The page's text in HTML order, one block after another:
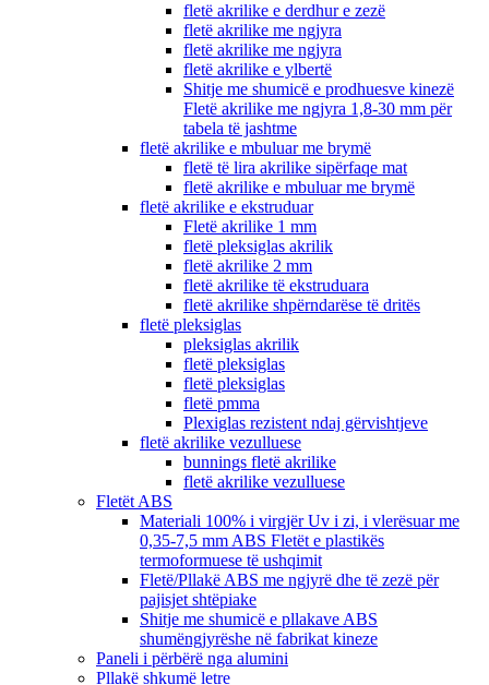
fletë akrilike e derdhur e zezë
fletë akrilike me ngjyra
fletë akrilike me ngjyra
fletë akrilike e ylbertë
Shitje me shumicë e prodhuesve kinezë
Fletë akrilike me ngjyra 1,8-30 mm për
tabela të jashtme
fletë akrilike e mbuluar me brymë
fletë të lira akrilike sipërfaqe mat
fletë akrilike e mbuluar me brymë
fletë akrilike e ekstruduar
Fletë akrilike 1 mm
fletë pleksiglas akrilik
fletë akrilike 2 mm
fletë akrilike të ekstruduara
fletë akrilike shpërndarëse të dritës
fletë pleksiglas
pleksiglas akrilik
fletë pleksiglas
fletë pleksiglas
fletë pmma
Plexiglas rezistent ndaj gërvishtjeve
fletë akrilike vezulluese
bunnings fletë akrilike
fletë akrilike vezulluese
Fletët ABS
Materiali 100% i virgjër Uv i zi, i vlerësuar me
0,35-7,5 mm ABS Fletët e plastikës
termoformuese të ushqimit
Fletë/Pllakë ABS me ngjyrë dhe të zezë për
pajisjet shtëpiake
Shitje me shumicë e pllakave ABS
shumëngjyrëshe në fabrikat kineze
Paneli i përbërë nga alumini
Pllakë shkumë letre